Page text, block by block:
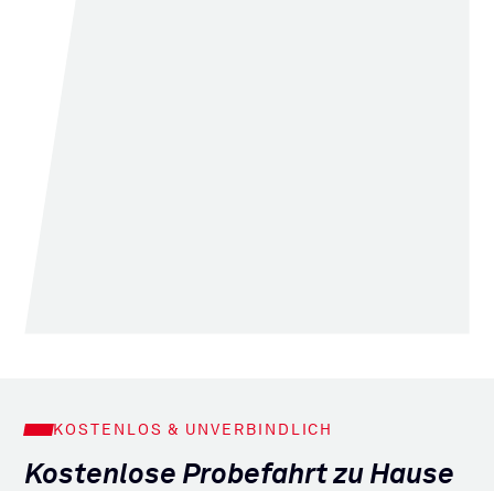
KOSTENLOS & UNVERBINDLICH
Kostenlose Probefahrt zu Hause